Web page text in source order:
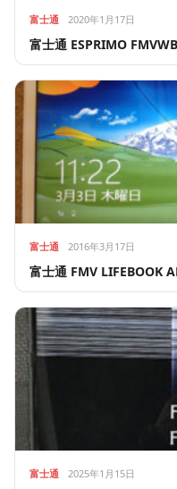
富士通 2020年1月17日
富士通 ESPRIMO
富士通 2016年3月17日
富士通 FMV LIFEBOOK
富士通 2025年1月15日